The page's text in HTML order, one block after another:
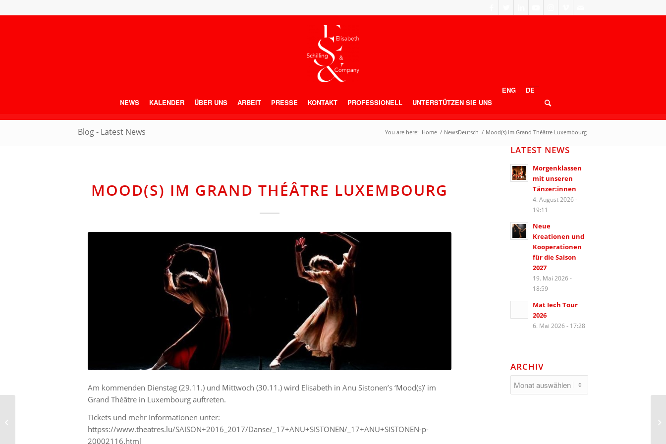
NEWS KALENDER ÜBER UNS ARBEIT PRESSE KONTAKT PROFESSIONELL UNTERSTÜTZEN SIE UNS
ENG DE
Blog - Latest News You are here: Home / NewsDeutsch / Mood(s) im Grand Théâtre Luxembourg
MOOD(S) IM GRAND THÉÂTRE LUXEMBOURG
Am kommenden Dienstag (29.11.) und Mittwoch (30.11.) wird Elisabeth in Anu Sistonen’s ‘Mood(s)’ im
Grand Théâtre in Luxembourg auftreten.
Tickets und mehr Informationen unter:
httpss://www.theatres.lu/SAISON+2016_2017/Danse/_17+ANU+SISTONEN/_17+ANU+SISTONEN-p-
20002116.html
LATEST NEWS
Morgenklassen
mit unseren
Tänzer:innen
4. August 2026 -
19:11
Neue
Kreationen und
Kooperationen
für die Saison
2027
19. Mai 2026 -
18:59
Mat Iech Tour
2026
6. Mai 2026 - 17:28
ARCHIV